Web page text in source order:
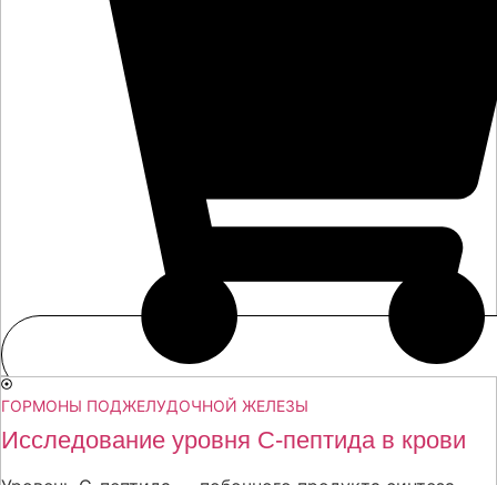
ГОРМОНЫ ПОДЖЕЛУДОЧНОЙ ЖЕЛЕЗЫ
Исследование уровня С-пептида в крови